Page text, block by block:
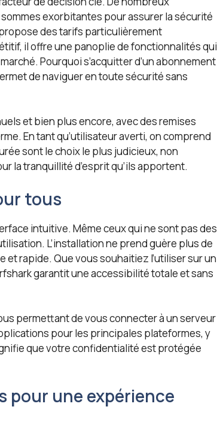
exorbitantes pour assurer la sécurité
des tarifs particulièrement
il offre une panoplie de fonctionnalités qui
Pourquoi s’acquitter d’un abonnement
de naviguer en toute sécurité sans
et bien plus encore, avec des remises
En tant qu’utilisateur averti, on comprend
sont le choix le plus judicieux, non
la tranquillité d’esprit qu’ils apportent.
tous
intuitive. Même ceux qui ne sont pas des
L’installation ne prend guère plus de
rapide. Que vous souhaitiez l’utiliser sur un
garantit une accessibilité totale et sans
permettant de vous connecter à un serveur
pour les principales plateformes, y
que votre confidentialité est protégée
pour une expérience